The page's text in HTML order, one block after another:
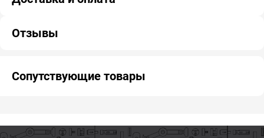
Отзывы
Сопутствующие товары